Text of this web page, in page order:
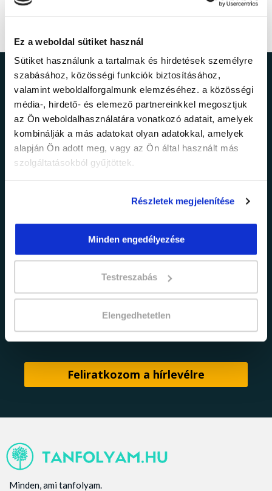
Ez a weboldal sütiket használ
Sütiket használunk a tartalmak és hirdetések személyre
szabásához, közösségi funkciók biztosításához,
valamint weboldalforgalmunk elemzéséhez. a közösségi
média-, hirdető- és elemező partnereinkkel megosztjuk
az Ön weboldalhasználatára vonatkozó adatait, amelyek
kombinálják a más adatokat olyan adatokkal, amelyek
alapján Ön adott meg, vagy az Ön által használt más
szolgáltatásokból gyűjtöttek.
Részletek megjelenítése
Minden engedélyezése
Testreszabás
Elengedhetetlen
Ne maradj le a
legfrissebb
információkról!
Értesülj elsőként legújabb tanfolyamainkról,
Minden, ami tanfolyam.